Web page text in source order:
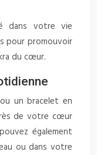
dans votre vie
pour promouvoir
du cœur.
un bracelet en
de votre cœur
également
ou dans votre